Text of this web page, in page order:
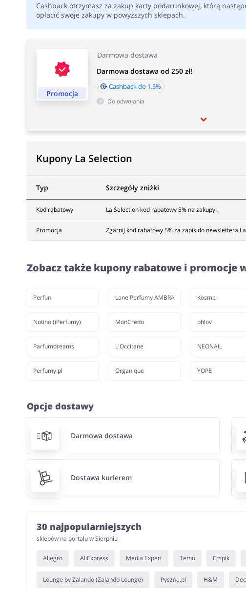
Promocja
Darmowa dostawa
Darmowa dostawa od 250 zł!
Cashback do 1.5%
Do odwołania
Cashback otrzymasz za zakup karty podarunkowej, którą
opłacić swoje zakupy w powyższych sklepach.
Kupony La Selection
Typ Szczegóły zniżki
Kod rabatowy La Selection kod rabatowy 5% na zakupy!
Promocja Zgarnij kod rabatowy 5% za zapis do newslettera
Zobacz także kupony rabatowe i promocje
Perfun
Notino (iPerfumy)
Parfumdreams
Perfumy.pl
Lane Perfumy AMBRA
MonCredo
L'Occitane
Organique
Kosme
phlov
NEONAIL
YOPE
Opcje dostawy
Darmowa dostawa
Dostawa kurierem
30 najpopularniejszych
sklepów na portalu w Sierpniu
Allegro AliExpress Media Expert Temu Empik
Lounge by Zalando (Zalando Lounge) Pyszne.pl H&M